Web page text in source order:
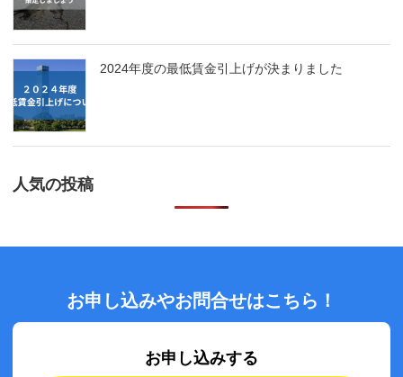
2024年度の最低賃金引上げが決まりました
人気の投稿
お申し込みやお問合せはこちら！
お申し込みする